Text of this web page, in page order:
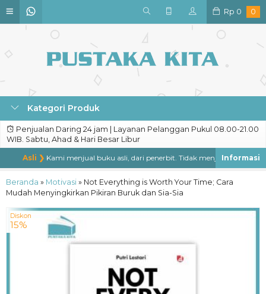
Rp 0 0
Kategori Produk
Penjualan Daring 24 jam | Layanan Pelanggan Pukul 08.00-21.00
WIB. Sabtu, Ahad & Hari Besar Libur
Asli ❯Kami menjual buku asli, dari penerbit. Tidak menjual buku
Beranda » Motivasi » Not Everything is Worth Your Time; Cara
Mudah Menyingkirkan Pikiran Buruk dan Sia-Sia
Diskon
15%